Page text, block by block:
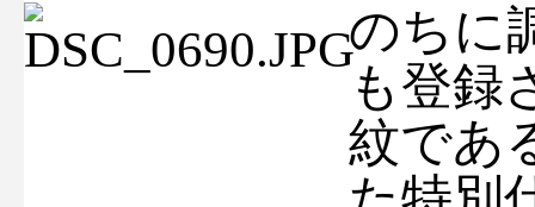
のちに
も登録
紋であ